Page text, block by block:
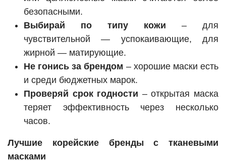
безопасными.
Выбирай по типу кожи – для
чувствительной — успокаивающие, для
жирной — матирующие.
Не гонись за брендом – хорошие маски есть
и среди бюджетных марок.
Проверяй срок годности – открытая маска
теряет эффективность через несколько
часов.
Лучшие корейские бренды с тканевыми
масками